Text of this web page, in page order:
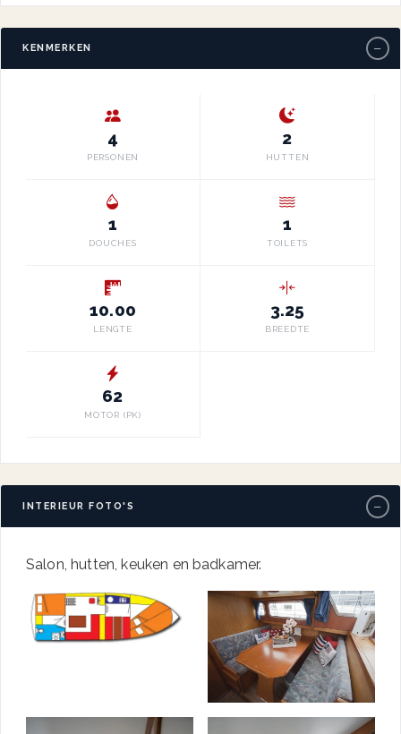
KENMERKEN −
4
PERSONEN
2
HUTTEN
1
DOUCHES
1
TOILETS
10.00
LENGTE
3.25
BREEDTE
62
MOTOR (PK)
INTERIEUR FOTO'S −
Salon, hutten, keuken en badkamer.